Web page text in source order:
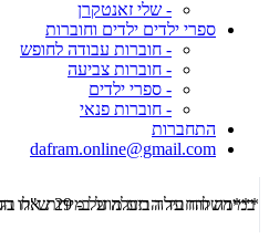
- שלי זאנטקרן
ספרי ילדים ילדים וחוברות
- חוברות עבודה לחופש
- חוברות צביעה
- ספרי ילדים
- חוברות פנאי
התחברות
dafram.online@gmail.com
***משלוח עד הבית מוזל ב- 29 ש"ח בקניה מעל 289 ש"ח שליח עד הבית ***